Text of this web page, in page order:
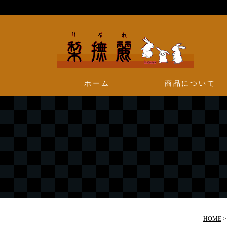
ホーム 商品について
HOME >